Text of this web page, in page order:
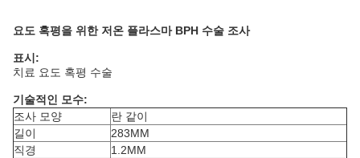
요도 혹평을 위한 저온 플라스마 BPH 수술 조사
표시:
치료 요도 혹평 수술
기술적인 모수:
조사 모양
란 같이
길이
283MM
직경
1.2MM